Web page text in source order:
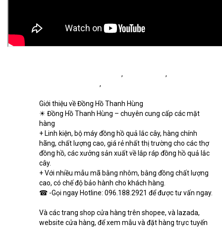
,
,
,
Giới thiệu về Đồng Hồ Thanh Hùng
☀ Đồng Hồ Thanh Hùng – chuyên cung cấp các mặt
hàng
+ Linh kiện, bộ máy đồng hồ quả lắc cây, hàng chính
hãng, chất lượng cao, giá rẻ nhất thị trường cho các thợ
đồng hồ, các xưởng sản xuất về lắp ráp đồng hồ quả lắc
cây.
+ Với nhiều mẫu mã bằng nhôm, bằng đồng chất lượng
cao, có chế độ bảo hành cho khách hàng.
☎ -Gọi ngay Hotline: 096.188.2921 để được tư vấn ngay.
Và các trang shop cửa hàng trên shopee, và lazada,
website cửa hàng, để xem mẫu và đặt hàng trực tuyến